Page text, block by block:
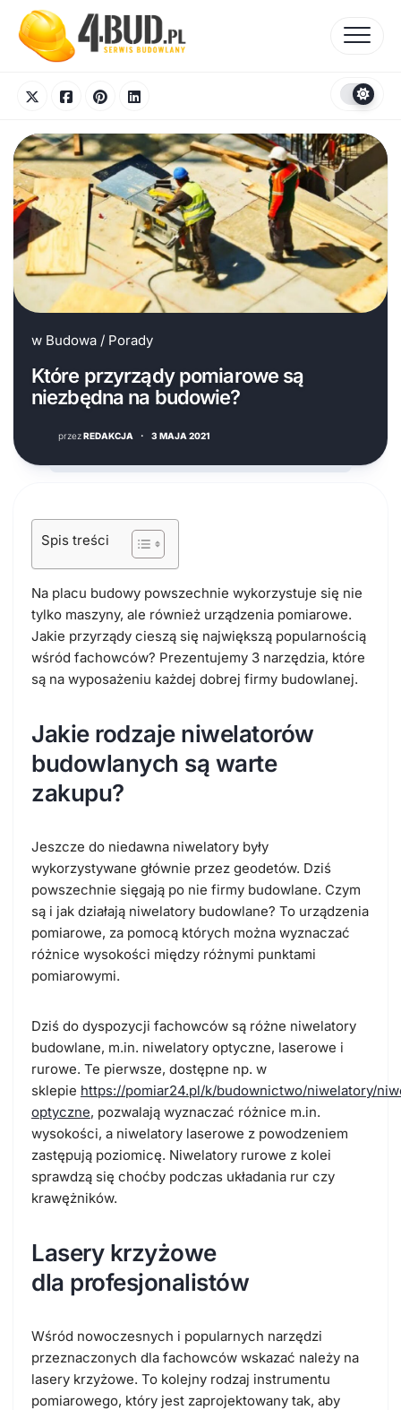
content
w Budowa / Porady
Które przyrządy pomiarowe są
niezbędna na budowie?
przezREDAKCJA · 3 MAJA 2021
Spis treści
Na placu budowy powszechnie wykorzystuje się nie
tylko maszyny, ale również urządzenia pomiarowe.
Jakie przyrządy cieszą się największą popularnością
wśród fachowców? Prezentujemy 3 narzędzia, które
są na wyposażeniu każdej dobrej firmy budowlanej.
Jakie rodzaje niwelatorów
budowlanych są warte
zakupu?
Jeszcze do niedawna niwelatory były
wykorzystywane głównie przez geodetów. Dziś
powszechnie sięgają po nie firmy budowlane. Czym
są i jak działają niwelatory budowlane? To urządzenia
pomiarowe, za pomocą których można wyznaczać
różnice wysokości między różnymi punktami
pomiarowymi.
Dziś do dyspozycji fachowców są różne niwelatory
budowlane, m.in. niwelatory optyczne, laserowe i
rurowe. Te pierwsze, dostępne np. w
sklepie https://pomiar24.pl/k/budownictwo/niwelatory/
optyczne, pozwalają wyznaczać różnice m.in.
wysokości, a niwelatory laserowe z powodzeniem
zastępują poziomicę. Niwelatory rurowe z kolei
sprawdzą się choćby podczas układania rur czy
krawężników.
Lasery krzyżowe
dla profesjonalistów
Wśród nowoczesnych i popularnych narzędzi
przeznaczonych dla fachowców wskazać należy na
lasery krzyżowe. To kolejny rodzaj instrumentu
pomiarowego, który jest zaprojektowany tak, aby